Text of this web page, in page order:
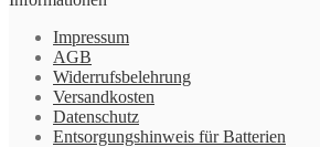
Impressum
AGB
Widerrufsbelehrung
Versandkosten
Datenschutz
Entsorgungshinweis für Batterien